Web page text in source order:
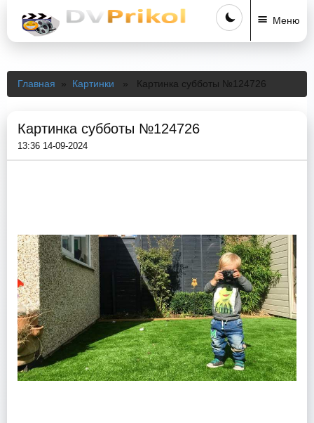
Меню
Главная » Картинки » Картинка субботы №124726
Картинка субботы №124726
13:36 14-09-2024